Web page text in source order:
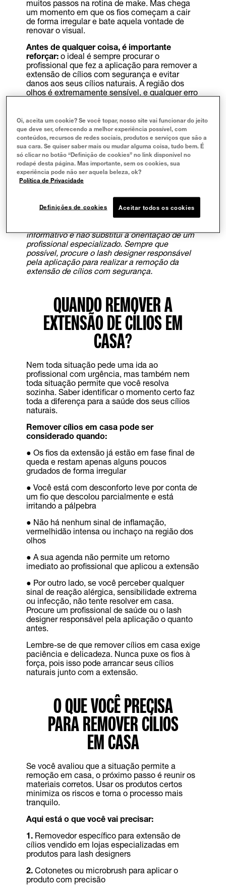
muitos passos na rotina de make. Mas chega
um momento em que os fios começam a cair
de forma irregular e bate aquela vontade de
renovar o visual.
Antes de qualquer coisa, é importante
reforçar:o ideal é sempre procurar o
profissional que fez a aplicação para remover a
extensão de cílios com segurança e evitar
danos aos seus cílios naturais. A região dos
olhos é extremamente sensível, e qualquer erro
que nem sempre é possível ir ao salão
imediatamente, e por isso preparamos este
guia para te ajudar a entendercomo remover
extensão de cílios em casade forma
cuidadosa e consciente.
Descubra tudo sobrecomo tirar extensão de
cílios em casa, desde os materiais necessários
mostrar o caminho mais seguro para recuperar
seus cílios naturais e deixá-los lindos de novo.
informativo e não substitui a orientação de um
profissional especializado. Sempre que
possível, procure o lash designer responsável
pela aplicação para realizar a remoção da
extensão de cílios com segurança.
QUANDO REMOVER A
EXTENSÃO DE CÍLIOS EM
CASA?
Nem toda situação pede uma ida ao
profissional com urgência, mas também nem
toda situação permite que você resolva
sozinha. Saber identificar o momento certo faz
toda a diferença para a saúde dos seus cílios
naturais.
Remover cílios em casa pode ser
considerado quando:
● Os fios da extensão já estão em fase final de
queda e restam apenas alguns poucos
grudados de forma irregular
● Você está com desconforto leve por conta de
um fio que descolou parcialmente e está
irritando a pálpebra
● Não há nenhum sinal de inflamação,
vermelhidão intensa ou inchaço na região dos
olhos
● A sua agenda não permite um retorno
imediato ao profissional que aplicou a extensão
● Por outro lado, se você perceber qualquer
sinal de reação alérgica, sensibilidade extrema
ou infecção, não tente resolver em casa.
Procure um profissional de saúde ou o lash
designer responsável pela aplicação o quanto
antes.
Lembre-se de que remover cílios em casa exige
paciência e delicadeza. Nunca puxe os fios à
força, pois isso pode arrancar seus cílios
naturais junto com a extensão.
O QUE VOCÊ PRECISA
PARA REMOVER CÍLIOS
EM CASA
Se você avaliou que a situação permite a
remoção em casa, o próximo passo é reunir os
materiais corretos. Usar os produtos certos
minimiza os riscos e torna o processo mais
tranquilo.
Aqui está o que você vai precisar:
1. Removedor específico para extensão de
cílios vendido em lojas especializadas em
produtos para lash designers
2. Cotonetes ou microbrush para aplicar o
produto com precisão
Oi, aceita um cookie? Se você topar, nosso site vai funcionar do jeito
que deve ser, oferecendo a melhor experiência possível, com
conteúdos, recursos de redes sociais, produtos e serviços que são a
sua cara. Se quiser saber mais ou mudar alguma coisa, tudo bem. É
só clicar no botão “Definição de cookies” no link disponível no
rodapé desta página. Mas importante, sem os cookies, sua
experiência pode não ser aquela beleza, ok?
Política de Privacidade
Definições de cookies Aceitar todos os cookies